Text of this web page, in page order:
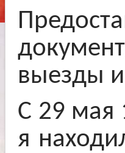
выезды
C 29 мая
я